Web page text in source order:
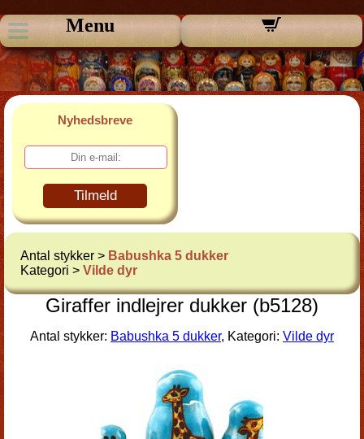
Menu
Nyhedsbreve
Tilmeld
Antal stykker > Babushka 5 dukker
Kategori > Vilde dyr
Giraffer indlejrer dukker (b5128)
Antal stykker: Babushka 5 dukker, Kategori: Vilde dyr